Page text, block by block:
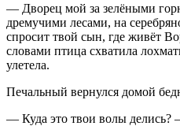
— Дворец мой за зелёными
дремучими лесами, на
спросит твой сын, где живёт
словами птица схватила
улетела.
Печальный вернулся домой
— Куда это твои волы делись?